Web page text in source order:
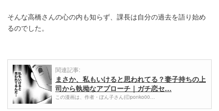
そんな高橋さんの心の内も知らず、課長は自分の過去を語り始め
るのでした。
関連記事:
まさか、私もいけると思われてる？妻子持ちの上
司から執拗なアプローチ｜ガチ恋セ…
この漫画は、作者・ぽん子さん(Ⓒponko00…